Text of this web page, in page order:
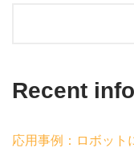
Recent
応用事例：ロボット